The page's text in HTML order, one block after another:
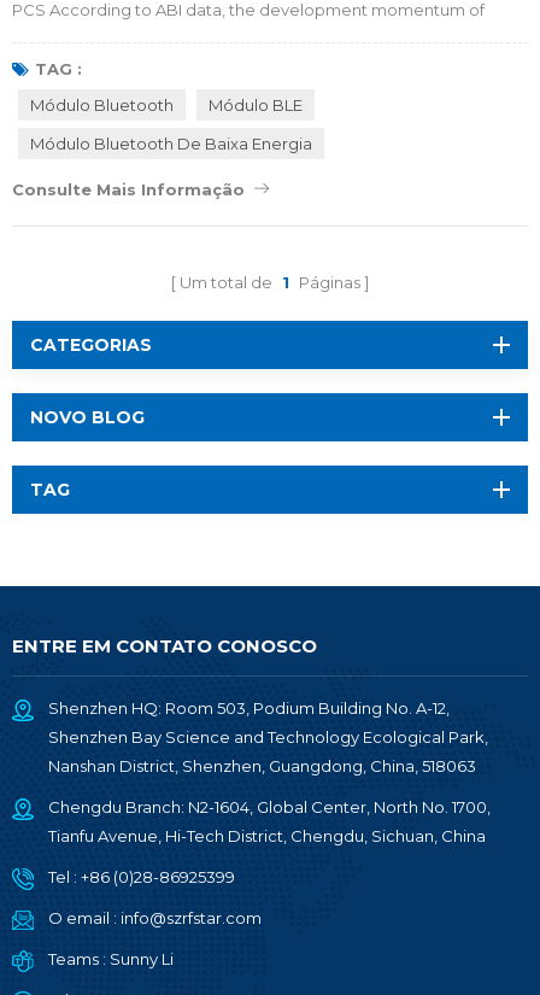
PCS According to ABI data, the development momentum of
Bluetooth usage for smart phones, tablets, and PCs is still the
strongest, with a total shipment of 2.02 billion. It accounts for half
of the entire Bluetooth shipments in 2019. This type of product is
From...
TAG :
Módulo Bluetooth
Módulo BLE
Módulo Bluetooth De Baixa Energia
Consulte Mais Informação
Um total de 1 Páginas
CATEGORIAS
NOVO BLOG
TAG
ENTRE EM CONTATO CONOSCO
Shenzhen HQ: Room 503, Podium Building No. A-12,
Shenzhen Bay Science and Technology Ecological Park,
Nanshan District, Shenzhen, Guangdong, China, 518063
Chengdu Branch: N2-1604, Global Center, North No. 1700,
Tianfu Avenue, Hi-Tech District, Chengdu, Sichuan, China
Tel : +86 (0)28-86925399
O email : info@szrfstar.com
Teams : Sunny Li